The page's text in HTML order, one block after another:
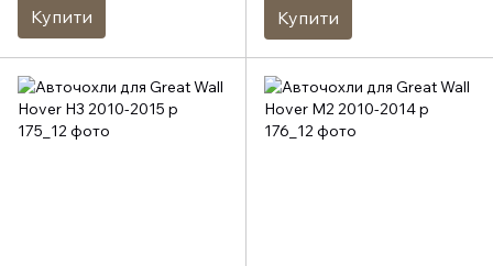
Купити Купити